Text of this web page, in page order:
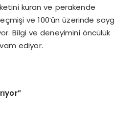
kuran ve perakende
ve 100’ün üzerinde
Bilgi ve deneyimini öncülük
ediyor.